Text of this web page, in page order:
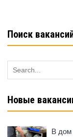
Поиск
for:
Новые
В дом